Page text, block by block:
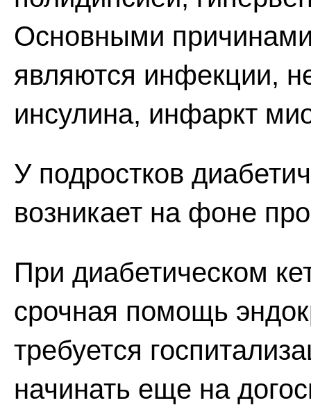
Основными причинами
являются инфекции,
инсулина, инфаркт
У подростков
возникает на фоне
При диабетическом
срочная помощь
требуется
начинать еще на